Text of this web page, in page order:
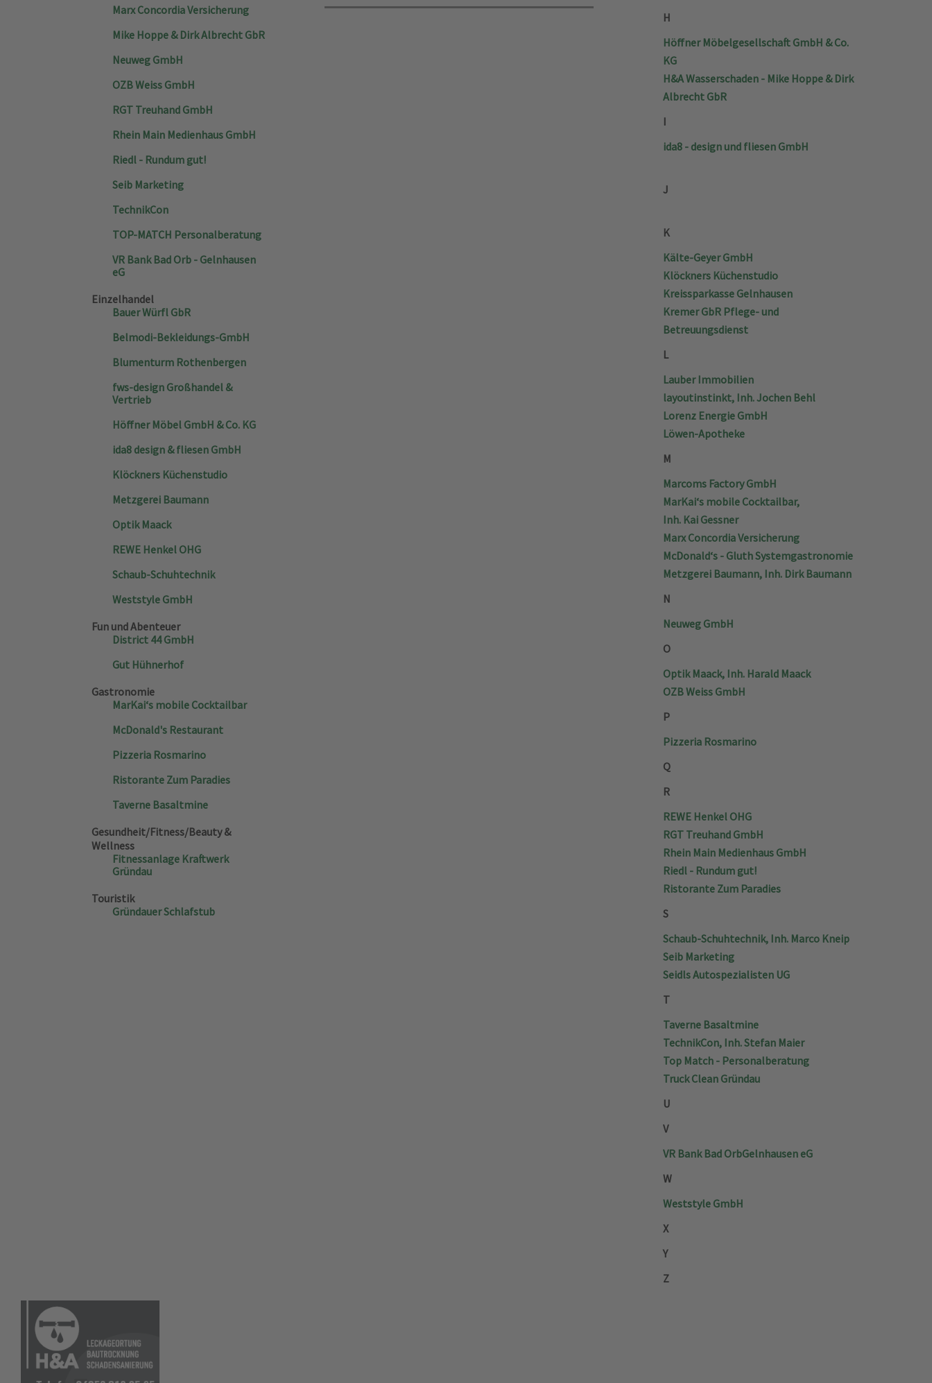
Marx Concordia Versicherung
Mike Hoppe & Dirk Albrecht GbR
Neuweg GmbH
OZB Weiss GmbH
RGT Treuhand GmbH
Rhein Main Medienhaus GmbH
Riedl - Rundum gut!
Seib Marketing
TechnikCon
TOP-MATCH Personalberatung
VR Bank Bad Orb - Gelnhausen
eG
Einzelhandel
Bauer Würfl GbR
Belmodi-Bekleidungs-GmbH
Blumenturm Rothenbergen
fws-design Großhandel &
Vertrieb
Höffner Möbel GmbH & Co. KG
ida8 design & fliesen GmbH
Klöckners Küchenstudio
Metzgerei Baumann
Optik Maack
REWE Henkel OHG
Schaub-Schuhtechnik
Weststyle GmbH
Fun und Abenteuer
District 44 GmbH
Gut Hühnerhof
Gastronomie
MarKai‘s mobile Cocktailbar
McDonald's Restaurant
Pizzeria Rosmarino
Ristorante Zum Paradies
Taverne Basaltmine
Gesundheit/Fitness/Beauty &
Wellness
Fitnessanlage Kraftwerk
Gründau
Touristik
Gründauer Schlafstub
H
Höffner Möbelgesellschaft GmbH & Co.
KG
H&A Wasserschaden - Mike Hoppe & Dirk
Albrecht GbR
I
ida8 - design und fliesen GmbH
J
K
Kälte-Geyer GmbH
Klöckners Küchenstudio
Kreissparkasse Gelnhausen
Kremer GbR Pflege- und
Betreuungsdienst
L
Lauber Immobilien
layoutinstinkt, Inh. Jochen Behl
Lorenz Energie GmbH
Löwen-Apotheke
M
Marcoms Factory GmbH
MarKai‘s mobile Cocktailbar,
Inh. Kai Gessner
Marx Concordia Versicherung
McDonald‘s - Gluth Systemgastronomie
Metzgerei Baumann, Inh. Dirk Baumann
N
Neuweg GmbH
O
Optik Maack, Inh. Harald Maack
OZB Weiss GmbH
P
Pizzeria Rosmarino
Q
R
REWE Henkel OHG
RGT Treuhand GmbH
Rhein Main Medienhaus GmbH
Riedl - Rundum gut!
Ristorante Zum Paradies
S
Schaub-Schuhtechnik, Inh. Marco Kneip
Seib Marketing
Seidls Autospezialisten UG
T
Taverne Basaltmine
TechnikCon, Inh. Stefan Maier
Top Match - Personalberatung
Truck Clean Gründau
U
V
VR Bank Bad Orb­Gelnhausen eG
W
Weststyle GmbH
X
Y
Z